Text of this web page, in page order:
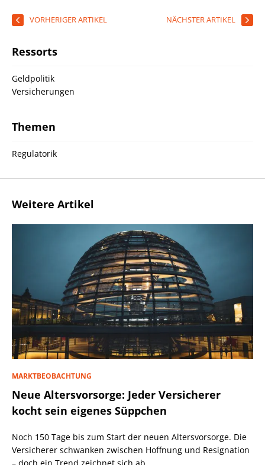
VORHERIGER ARTIKEL NÄCHSTER ARTIKEL
Ressorts
Geldpolitik
Versicherungen
Themen
Regulatorik
Weitere Artikel
MARKTBEOBACHTUNG
Neue Altersvorsorge: Jeder Versicherer
kocht sein eigenes Süppchen
Noch 150 Tage bis zum Start der neuen Altersvorsorge. Die
Versicherer schwanken zwischen Hoffnung und Resignation